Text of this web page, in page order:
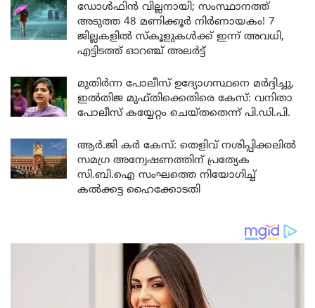
ഡോൾഫിൻ വില്ലനായി; സംസ്ഥാനത്ത്
അടുത്ത 48 മണിക്കൂർ നിർണായകം! 7
ജില്ലകളിൽ സ്കൂളുകൾക്ക് ഇന്ന് അവധി,
എട്ടിടത്ത് ഓറഞ്ച് അലർട്ട്
മുതിർന്ന പോലീസ് ഉദ്യോഗസ്ഥനെ മർദ്ദിച്ചു,
ഇൽതിജ മുഫ്തിക്കെതിരെ കേസ്: വനിതാ
പോലീസ് കയ്യേറ്റം ചെയ്തതെന്ന് പി.ഡി.പി.
ആർ.ജി കർ കേസ്: തെളിവ് നശിപ്പിക്കലിൽ
സമഗ്ര അന്വേഷണത്തിന് പ്രത്യേക
സി.ബി.ഐ സംഘത്തെ നിയോഗിച്ച്
കൽക്കട്ട ഹൈക്കോടതി